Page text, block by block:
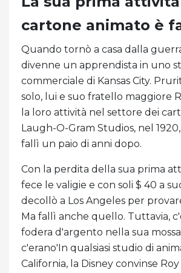
cartone animato è
Quando tornò a casa dalla
divenne un apprendista in uno
commerciale di Kansas City.
solo, lui e suo fratello maggiore
la loro attività nel settore dei
Laugh-O-Gram Studios, nel
fallì un paio di anni dopo.
Con la perdita della sua prima
fece le valigie e con soli $ 40 a
decollò a Los Angeles per
Ma fallì anche quello. Tuttavia,
fodera d'argento nella sua
c'erano'In qualsiasi studio di
California, la Disney convinse